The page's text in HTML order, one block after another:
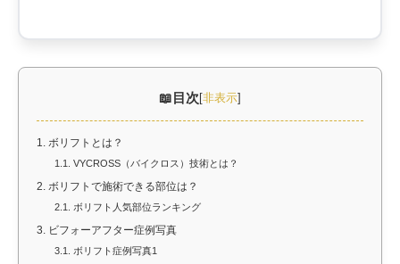
目次 [非表示]
1. ボリフトとは？
1.1. VYCROSS（バイクロス）技術とは？
2. ボリフトで施術できる部位は？
2.1. ボリフト人気部位ランキング
3. ビフォーアフター症例写真
3.1. ボリフト症例写真1